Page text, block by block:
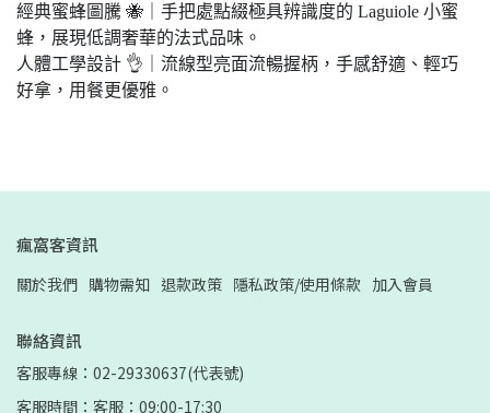
經典蜜蜂圖騰 🐝｜手把處點綴極具辨識度的 Laguiole 小蜜
蜂，展現低調奢華的法式品味。
人體工學設計 👌｜流線型亮面流暢握柄，手感舒適、輕巧
好拿，用餐更優雅。
瘋窩客資訊
關於我們 購物需知 退款政策 隱私政策/使用條款 加入會員
聯絡資訊
客服專線：02-29330637(代表號)
客服時間：客服：09:00-17:30